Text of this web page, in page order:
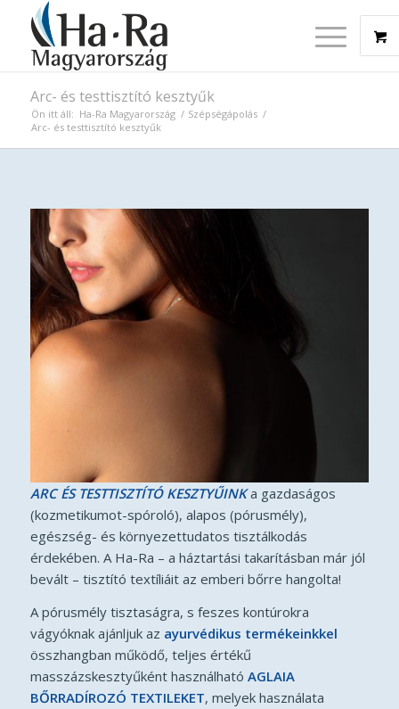
Arc- és testtisztító kesztyűk
Ön itt áll: Ha-Ra Magyarország / Szépségápolás /
Arc- és testtisztító kesztyűk
ARC ÉS TESTTISZTÍTÓ KESZTYŰINKa gazdaságos
(kozmetikumot-spóroló), alapos (pórusmély),
egészség- és környezettudatos tisztálkodás
érdekében. A Ha-Ra – a háztartási takarításban már jól
bevált – tisztító textíliáit az emberi bőrre hangolta!
A pórusmély tisztaságra, s feszes kontúrokra
vágyóknak ajánljuk az ayurvédikus termékeinkkel
összhangban működő, teljes értékű
masszázskesztyűként használható AGLAIA
BŐRRADÍROZÓ TEXTILEKET, melyek használata